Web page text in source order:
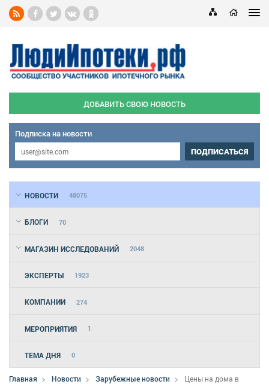
ДОБАВИТЬ СВОЮ НОВОСТЬ
Подписка на новости
ПОДПИСАТЬСЯ
НОВОСТИ 48075
БЛОГИ 70
МАГАЗИН ИССЛЕДОВАНИЙ 2048
ЭКСПЕРТЫ 1923
КОМПАНИИ 274
МЕРОПРИЯТИЯ 1
ТЕМА ДНЯ 0
Главная Новости Зарубежные новости
Цены на дома в